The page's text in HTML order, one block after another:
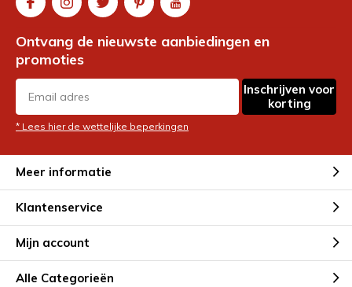
comfort en prestaties bij
hardlopen en vechtsport
Ben je echt gelukkiger na een
potje kickboksen? Deze
Door24-3-11
fanbeleving
Ontvang de nieuwste aanbiedingen en
promoties
Inschrijven voor
korting
* Lees hier de wettelijke beperkingen
Meer informatie
Klantenservice
Mijn account
Alle Categorieën